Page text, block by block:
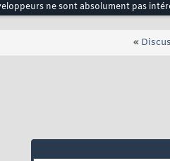
ne sont absolument pas
«